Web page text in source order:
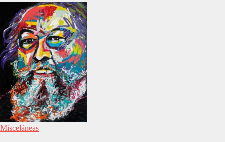
Misceláneas